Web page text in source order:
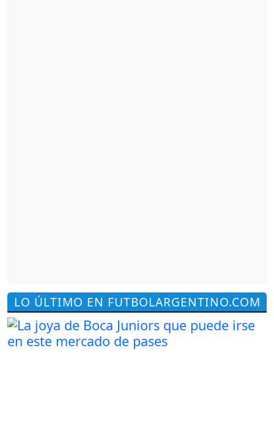
LO ÚLTIMO EN FUTBOLARGENTINO.COM